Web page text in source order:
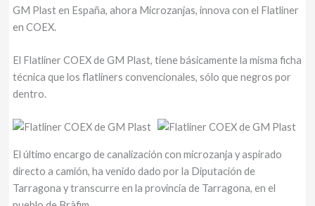
GM Plast en España, ahora Microzanjas, innova con el Flatliner
en COEX.
El Flatliner COEX de GM Plast, tiene básicamente la misma ficha
técnica que los flatliners convencionales, sólo que negros por
dentro.
El último encargo de canalización con microzanja y aspirado
directo a camión, ha venido dado por la Diputación de
Tarragona y transcurre en la provincia de Tarragona, en el